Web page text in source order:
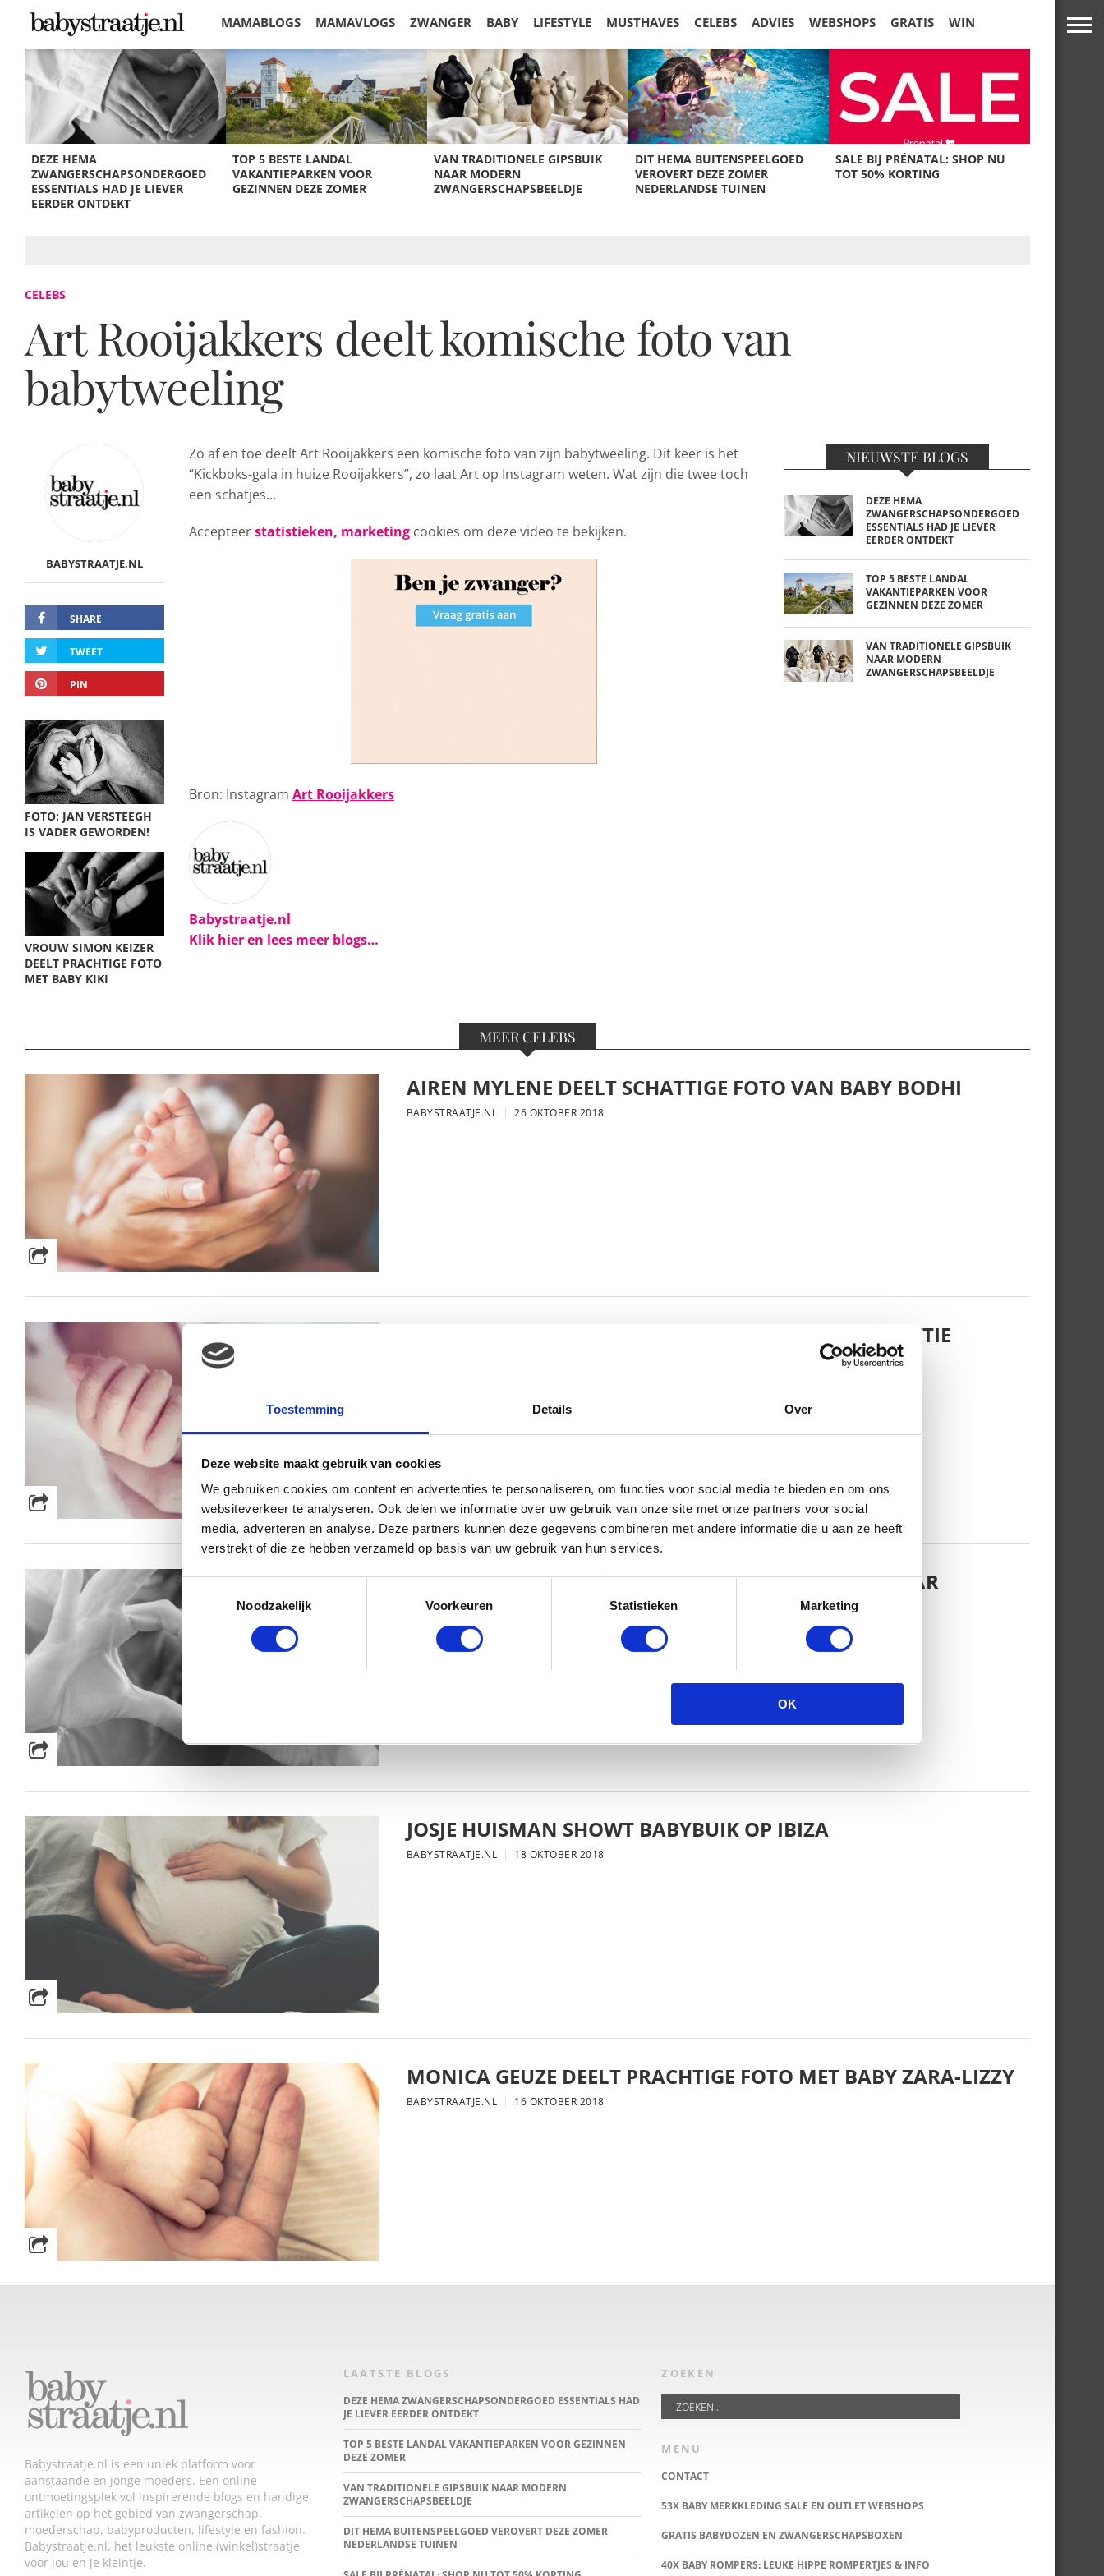
Toestemming Details Over
Deze website maakt gebruik van cookies
We gebruiken cookies om content en advertenties te personaliseren, om functies voor social media te bieden en om ons
websiteverkeer te analyseren. Ook delen we informatie over uw gebruik van onze site met onze partners voor social
media, adverteren en analyse. Deze partners kunnen deze gegevens combineren met andere informatie die u aan ze heeft
verstrekt of die ze hebben verzameld op basis van uw gebruik van hun services.
Toestemmingsselectie
Noodzakelijk
Voorkeuren Statistieken Marketing
OK
MAMABLOGS MAMAVLOGS ZWANGER BABY LIFESTYLE MUSTHAVES CELEBS ADVIES WEBSHOPS GRATIS WIN
KORTINGEN
DEZE HEMA
ZWANGERSCHAPSONDERGOED
ESSENTIALS HAD JE LIEVER
EERDER ONTDEKT
TOP 5 BESTE LANDAL
VAKANTIEPARKEN VOOR
GEZINNEN DEZE ZOMER
VAN TRADITIONELE GIPSBUIK
NAAR MODERN
ZWANGERSCHAPSBEELDJE
DIT HEMA BUITENSPEELGOED
VEROVERT DEZE ZOMER
NEDERLANDSE TUINEN
SALE BIJ PRÉNATAL: SHOP NU
TOT 50% KORTING
CELEBS
Art Rooijakkers deelt komische foto van
babytweeling
BABYSTRAATJE.NL
SHARE
TWEET
PIN
FOTO: JAN VERSTEEGH
IS VADER GEWORDEN!
VROUW SIMON KEIZER
DEELT PRACHTIGE FOTO
MET BABY KIKI
Zo af en toe deelt Art Rooijakkers een komische foto van zijn babytweeling. Dit keer is het
“Kickboks-gala in huize Rooijakkers”, zo laat Art op Instagram weten. Wat zijn die twee toch
een schatjes…
Accepteerstatistieken, marketing cookies om deze video te bekijken.
Bron: Instagram Art Rooijakkers
Babystraatje.nl
Klik hier en lees meer blogs…
NIEUWSTE BLOGS
DEZE HEMA
ZWANGERSCHAPSONDERGOED
ESSENTIALS HAD JE LIEVER
EERDER ONTDEKT
TOP 5 BESTE LANDAL
VAKANTIEPARKEN VOOR
GEZINNEN DEZE ZOMER
VAN TRADITIONELE GIPSBUIK
NAAR MODERN
ZWANGERSCHAPSBEELDJE
MEER CELEBS
AIREN MYLENE DEELT SCHATTIGE FOTO VAN BABY BODHI
BABYSTRAATJE.NL 26 OKTOBER 2018
FOTO: SAAR KONINGSBERGER MET DOCHTERTJE SCOTTIE
KIM KÖTTER DEELT PRACHTIGE GEZINSFOTO MET HAAR
MANNEN
BABYSTRAATJE.NL
JOSJE HUISMAN SHOWT BABYBUIK OP IBIZA
BABYSTRAATJE.NL 18 OKTOBER 2018
MONICA GEUZE DEELT PRACHTIGE FOTO MET BABY ZARA-LIZZY
BABYSTRAATJE.NL 16 OKTOBER 2018
Babystraatje.nl is een uniek platform voor
aanstaande en jonge moeders. Een online
ontmoetingsplek vol inspirerende blogs en handige
artikelen op het gebied van zwangerschap,
moederschap, babyproducten, lifestyle en fashion.
Babystraatje.nl, het leukste online (winkel)straatje
voor jou en je kleintje.
LAATSTE BLOGS
DEZE HEMA ZWANGERSCHAPSONDERGOED ESSENTIALS HAD
JE LIEVER EERDER ONTDEKT
TOP 5 BESTE LANDAL VAKANTIEPARKEN VOOR GEZINNEN
DEZE ZOMER
VAN TRADITIONELE GIPSBUIK NAAR MODERN
ZWANGERSCHAPSBEELDJE
DIT HEMA BUITENSPEELGOED VEROVERT DEZE ZOMER
NEDERLANDSE TUINEN
ZOEKEN
MENU
CONTACT
53X BABY MERKKLEDING SALE EN OUTLET WEBSHOPS
GRATIS BABYDOZEN EN ZWANGERSCHAPSBOXEN
40X BABY ROMPERS: LEUKE HIPPE ROMPERTJES & INFO